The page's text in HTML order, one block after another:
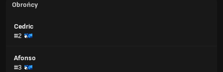
Obrońcy
Cedric
#2
Afonso
#3